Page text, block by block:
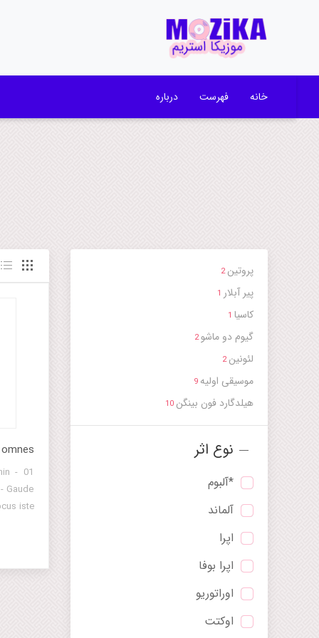
خانه فهرست درباره
پروتین2
پیر آبلار
کاسیا
گیوم دو ماشو2
لئونین2
موسیقی اولیه
هیلدگارد فون بینگن
نوع اثر
*آلبوم
آلماند
اپرا
اپرا بوفا
اوراتوریو
اوکتت
-
Gaude
iste